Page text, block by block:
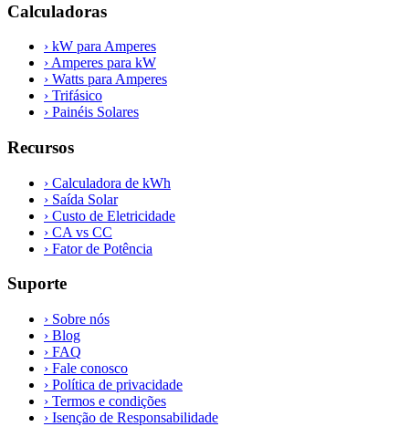
Calculadoras
› kW para Amperes
› Amperes para kW
› Watts para Amperes
› Trifásico
› Painéis Solares
Recursos
› Calculadora de kWh
› Saída Solar
› Custo de Eletricidade
› CA vs CC
› Fator de Potência
Suporte
› Sobre nós
› Blog
› FAQ
› Fale conosco
› Política de privacidade
› Termos e condições
› Isenção de Responsabilidade